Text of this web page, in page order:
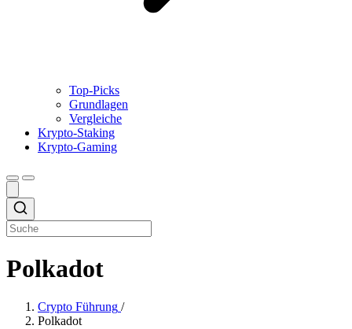
Top-Picks
Grundlagen
Vergleiche
Krypto-Staking
Krypto-Gaming
Polkadot
Crypto Führung /
Polkadot